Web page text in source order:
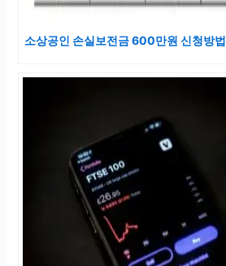
소상공인 손실보전금 600만원 신청방법